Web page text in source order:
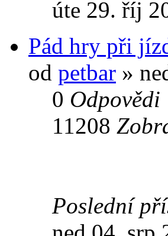
úte 29. říj
Pád hry při
od petbar »
0 Odpovědi
11208
Poslední